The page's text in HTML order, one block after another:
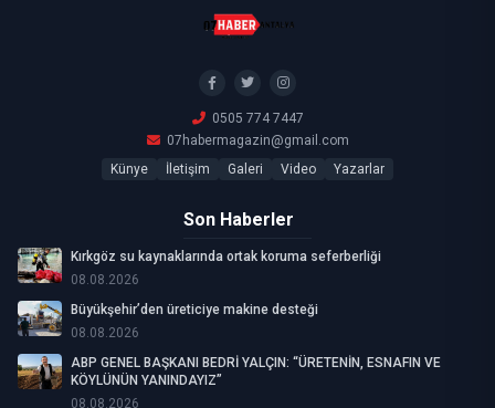
0505 774 7447
07habermagazin@gmail.com
Künye
İletişim Galeri Video Yazarlar
Son Haberler
Kırkgöz su kaynaklarında ortak koruma seferberliği
08.08.2026
Büyükşehir’den üreticiye makine desteği
08.08.2026
ABP GENEL BAŞKANI BEDRİ YALÇIN: “ÜRETENİN, ESNAFIN VE
KÖYLÜNÜN YANINDAYIZ”
08.08.2026